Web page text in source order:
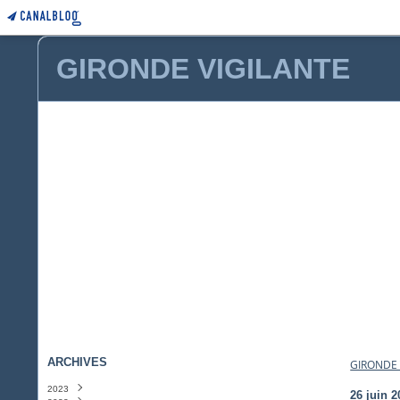
GIRONDE VIGILANTE
ARCHIVES
2023
26 juin